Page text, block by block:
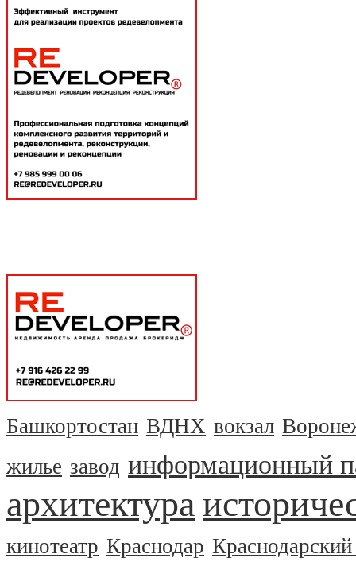
Башкортостан ВДНХ вокзал
жилье завод информационный
архитектура
кинотеатр Краснодар